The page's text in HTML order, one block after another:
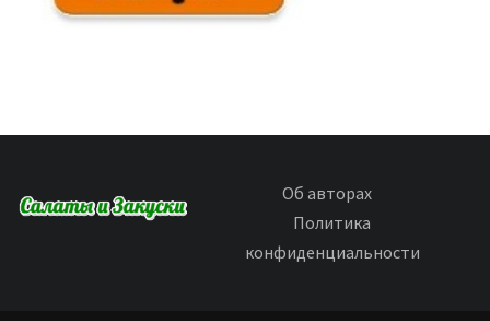
Об авторах
Политика
конфиденциальности